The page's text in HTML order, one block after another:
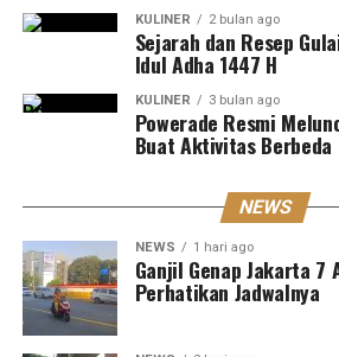
KULINER 2 bulan ago
Sejarah dan Resep
Idul Adha 1447 H
KULINER 3 bulan ago
Powerade Resmi
Buat Aktivitas Berbeda
NEWS
NEWS 1 hari ago
Ganjil Genap Jakarta 7
Perhatikan Jadwalnya